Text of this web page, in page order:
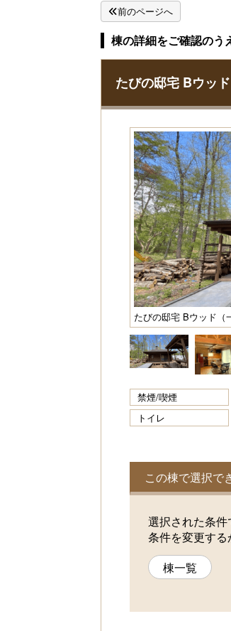
前のページへ
棟の詳細をご確認のう
たびの邸宅 Bウッ
たびの邸宅 Bウッド（
禁煙/喫煙
トイレ
この棟で選択で
選択された条件
条件を変更する
棟一覧